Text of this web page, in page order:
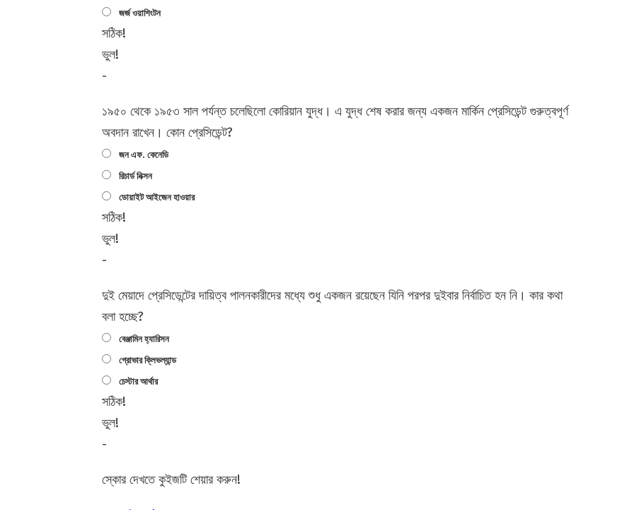
জর্জ ওয়াশিংটন
সঠিক!
ভুল!
-
১৯৫০ থেকে ১৯৫৩ সাল পর্যন্ত চলেছিলো কোরিয়ান যুদ্ধ। এ যুদ্ধ শেষ করার জন্য একজন মার্কিন প্রেসিডেন্ট গুরুত্বপূর্ণ
অবদান রাখেন। কোন প্রেসিডেন্ট?
জন এফ. কেনেডি
রিচার্ড নিক্সন
ডোয়াইট আইজেন হাওয়ার
সঠিক!
ভুল!
-
দুই মেয়াদে প্রেসিডেন্টের দায়িত্ব পালনকারীদের মধ্যে শুধু একজন রয়েছেন যিনি পরপর দুইবার নির্বাচিত হন নি। কার কথা
বলা হচ্ছে?
বেঞ্জামিন হ্যারিসন
গ্রোভার ক্লিভল্যান্ড
চেস্টার আর্থার
সঠিক!
ভুল!
-
স্কোর দেখতে কুইজটি শেয়ার করুন!